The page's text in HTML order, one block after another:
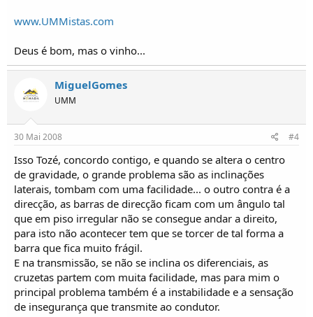
www.UMMistas.com
Deus é bom, mas o vinho...
MiguelGomes
UMM
30 Mai 2008 #4
Isso Tozé, concordo contigo, e quando se altera o centro
de gravidade, o grande problema são as inclinações
laterais, tombam com uma facilidade... o outro contra é a
direcção, as barras de direcção ficam com um ângulo tal
que em piso irregular não se consegue andar a direito,
para isto não acontecer tem que se torcer de tal forma a
barra que fica muito frágil.
E na transmissão, se não se inclina os diferenciais, as
cruzetas partem com muita facilidade, mas para mim o
principal problema também é a instabilidade e a sensação
de insegurança que transmite ao condutor.